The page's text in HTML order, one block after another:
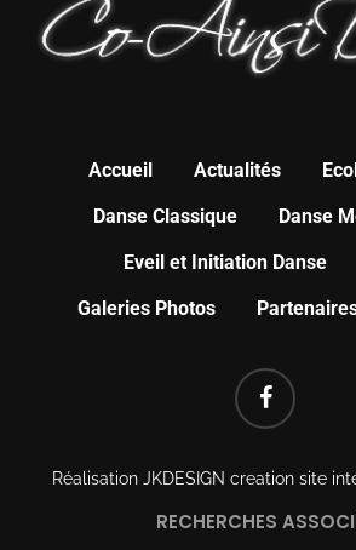
Accueil Actualités
Danse Classique
Danse
Eveil et Initiation Danse
Galeries Photos
FACEBOOK
Réalisation JKDESIGN creation site
RECHERCHES